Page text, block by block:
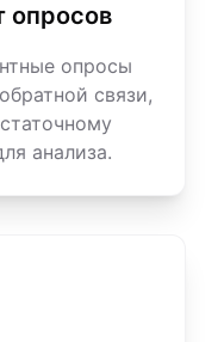
опросов
опросы
связи,
анализа.